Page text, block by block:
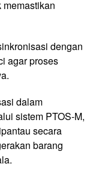
dengan
agar proses
dalam
sistem PTOS-M,
secara
barang